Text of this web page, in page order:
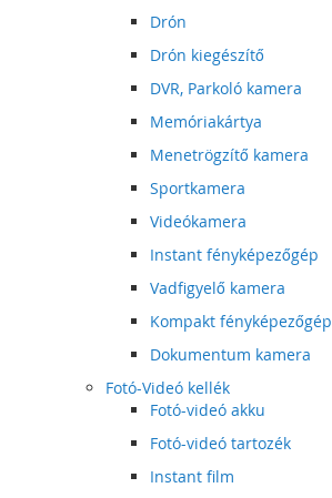
Drón
Drón kiegészítő
DVR, Parkoló kamera
Memóriakártya
Menetrögzítő kamera
Sportkamera
Videókamera
Instant fényképezőgép
Vadfigyelő kamera
Kompakt fényképezőgép
Dokumentum kamera
Fotó-Videó kellék
Fotó-videó akku
Fotó-videó tartozék
Instant film